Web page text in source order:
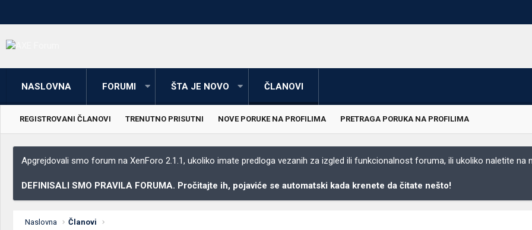
NASLOVNA FORUMI ŠTA JE NOVO ČLANOVI
REGISTROVANI ČLANOVI TRENUTNO PRISUTNI NOVE PORUKE NA PROFILIMA PRETRAGA PORUKA NA PROFILIMA
Apgrejdovali smo forum na XenForo 2.1.1, ukoliko imate predloga vezanih za izgled ili funkcionalnost foruma, ili ukoliko naletite na
DEFINISALI SMO PRAVILA FORUMA. Pročitajte ih, pojaviće se automatski kada krenete da čitate nešto!
Naslovna Članovi